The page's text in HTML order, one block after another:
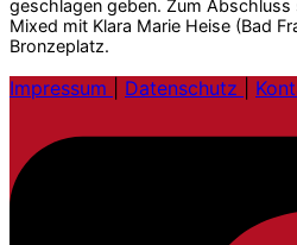
geschlagen geben. Zum
Mixed mit Klara Marie Heise (Bad
Bronzeplatz.
Impressum Datenschutz